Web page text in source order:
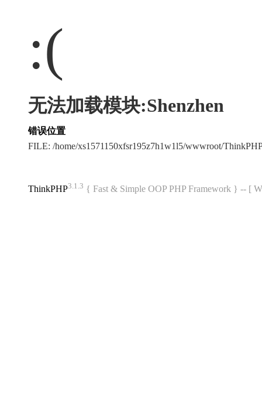
:(
无法加载模块:Shenzhen
错误位置
FILE: /home/xs1571150xfsr195z7h1w1l5/wwwroot/
ThinkPHP3.1.3 { Fast & Simple OOP PHP Framework } -- [